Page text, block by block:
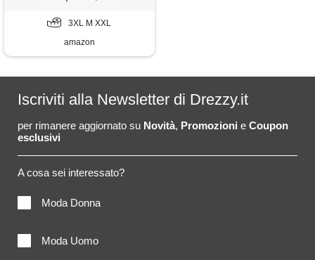
3XL M XXL
amazon
Iscriviti alla Newsletter di Drezzy.it
per rimanere aggiornato su Novità, Promozioni e Coupon
esclusivi
A cosa sei interessato?
Moda Donna
Moda Uomo